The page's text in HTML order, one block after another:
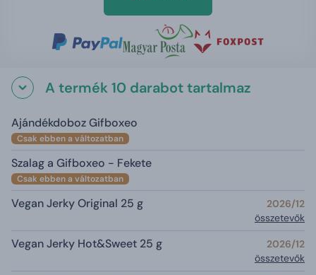
A termék 10 darabot tartalmaz
Ajándékdoboz Gifboxeo
Csak ebben a változatban
Szalag a Gifboxeo - Fekete
Csak ebben a változatban
Vegan Jerky Original 25 g
2026/12
összetevők
Vegan Jerky Hot&Sweet 25 g
2026/12
összetevők